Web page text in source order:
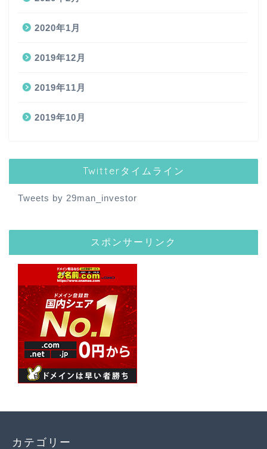
2020年1月
2019年12月
2019年11月
2019年10月
Twitterタイムライン
Tweets by 29man_investor
スポンサーリンク
カテゴリー